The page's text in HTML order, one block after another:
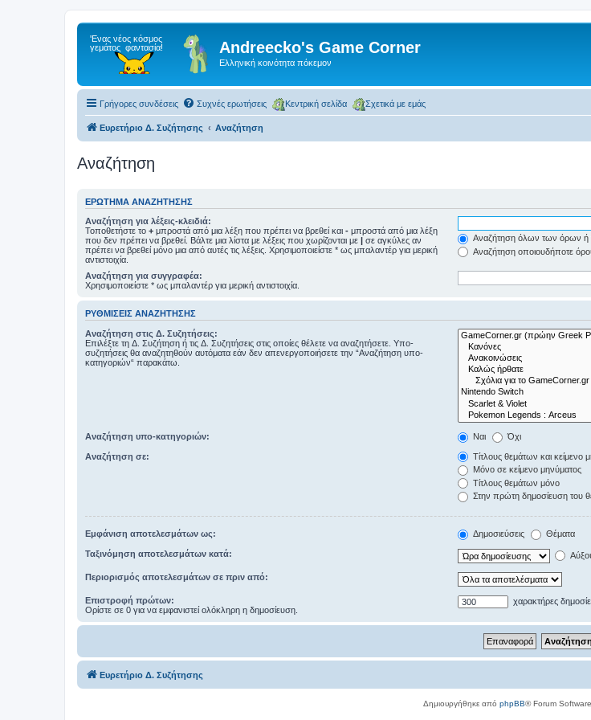
Andreecko's Game Corner
Ελληνική κοινότητα πόκεμον
Γρήγορες συνδέσεις Συχνές ερωτήσεις Κεντρική σελίδα Σχετικά με εμάς
Ευρετήριο Δ. Συζήτησης Αναζήτηση
Αναζήτηση
ΕΡΏΤΗΜΑ ΑΝΑΖΉΤΗΣΗΣ
Αναζήτηση για λέξεις-κλειδιά:
Τοποθετήστε το + μπροστά από μια λέξη που πρέπει να βρεθεί και - μπροστά από μια λέξη
που δεν πρέπει να βρεθεί. Βάλτε μια λίστα με λέξεις που χωρίζονται με | σε αγκύλες αν
πρέπει να βρεθεί μόνο μια από αυτές τις λέξεις. Χρησιμοποιείστε * ως μπαλαντέρ για μερική
αντιστοιχία.
Αναζήτηση όλων των όρων ή
Αναζήτηση οποιουδήποτε
Αναζήτηση για συγγραφέα:
Χρησιμοποιείστε * ως μπαλαντέρ για μερική αντιστοιχία.
ΡΥΘΜΊΣΕΙΣ ΑΝΑΖΉΤΗΣΗΣ
Αναζήτηση στις Δ. Συζητήσεις:
Επιλέξτε τη Δ. Συζήτηση ή τις Δ. Συζητήσεις στις οποίες θέλετε να αναζητήσετε. Υπο-
συζητήσεις θα αναζητηθούν αυτόματα εάν δεν απενεργοποιήσετε την “Αναζήτηση υπο-
κατηγοριών“ παρακάτω.
Αναζήτηση υπο-κατηγοριών: Ναι Όχι
Αναζήτηση σε:
Τίτλους θεμάτων και κείμενο
Μόνο σε κείμενο μηνύματος
Τίτλους θεμάτων μόνο
Στην πρώτη δημοσίευση του
Εμφάνιση αποτελεσμάτων ως: Δημοσιεύσεις Θέματα
Ταξινόμηση αποτελεσμάτων κατά:
Περιορισμός αποτελεσμάτων σε πριν από:
Επιστροφή πρώτων:
Ορίστε σε 0 για να εμφανιστεί ολόκληρη η δημοσίευση.
χαρακτήρες
Ευρετήριο Δ. Συζήτησης
Δημιουργήθηκε από phpBB® Forum